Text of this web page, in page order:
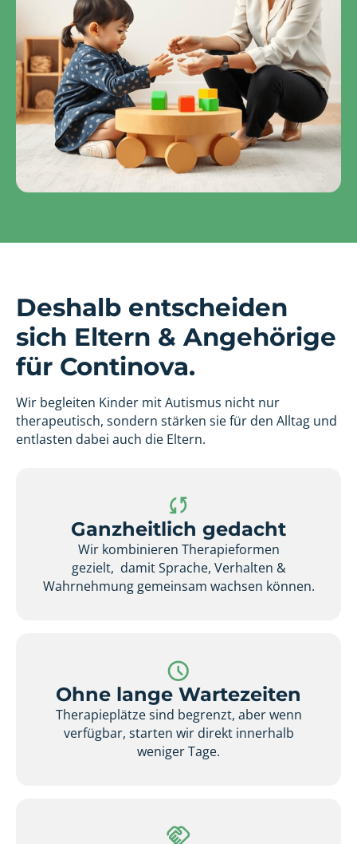
Deshalb entscheiden
sich Eltern & Angehörige
für Continova.
Wir begleiten Kinder mit Autismus nicht nur
therapeutisch, sondern stärken sie für den Alltag und
entlasten dabei auch die Eltern.
Ganzheitlich gedacht
Wir kombinieren Therapieformen
gezielt, damit Sprache, Verhalten &
Wahrnehmung gemeinsam wachsen können.
Ohne lange Wartezeiten
Therapieplätze sind begrenzt, aber wenn
verfügbar, starten wir direkt innerhalb
weniger Tage.